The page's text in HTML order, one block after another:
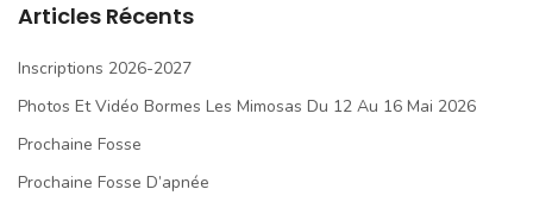
Articles Récents
Inscriptions 2026-2027
Photos Et Vidéo Bormes Les Mimosas Du 12 Au 16 Mai 2026
Prochaine Fosse
Prochaine Fosse D’apnée